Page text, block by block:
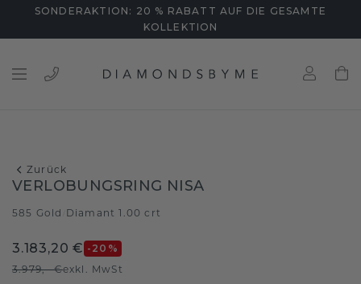
SONDERAKTION: 20 % RABATT AUF DIE GESAMTE
KOLLEKTION
Zurück
VERLOBUNGSRING NISA
585 Gold Diamant 1.00 crt
3.183,20 € -20 %
3.979,- €exkl. MwSt